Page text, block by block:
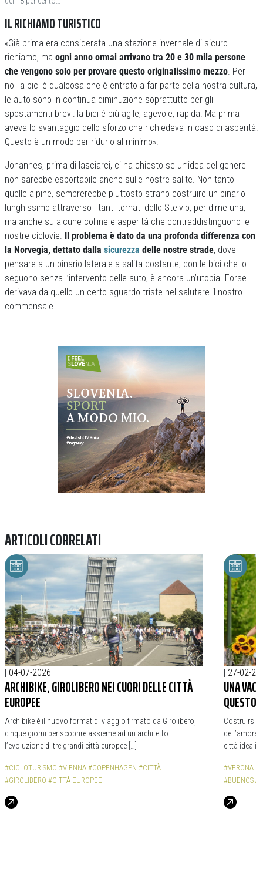
IL RICHIAMO TURISTICO
«Già prima era considerata una stazione invernale di sicuro
richiamo, ma ogni anno ormai arrivano tra 20 e 30 mila persone
che vengono solo per provare questo originalissimo mezzo. Per
noi la bici è qualcosa che è entrato a far parte della nostra cultura,
le auto sono in continua diminuzione soprattutto per gli
spostamenti brevi: la bici è più agile, agevole, rapida. Ma prima
aveva lo svantaggio dello sforzo che richiedeva in caso di asperità.
Questo è un modo per ridurlo al minimo».
Johannes, prima di lasciarci, ci ha chiesto se un’idea del genere
non sarebbe esportabile anche sulle nostre salite. Non tanto
quelle alpine, sembrerebbe piuttosto strano costruire un binario
lunghissimo attraverso i tanti tornati dello Stelvio, per dirne una,
ma anche su alcune colline e asperità che contraddistinguono le
nostre ciclovie. Il problema è dato da una profonda differenza con
la Norvegia, dettato dalla sicurezza delle nostre strade, dove
pensare a un binario laterale a salita costante, con le bici che lo
seguono senza l’intervento delle auto, è ancora un’utopia. Forse
derivava da quello un certo sguardo triste nel salutare il nostro
commensale…
Previous
ARTICOLI CORRELATI
| 04-07-2026
ARCHIBIKE, GIROLIBERO NEI CUORI DELLE CITTÀ
EUROPEE
Archibike è il nuovo format di viaggio firmato da Girolibero,
cinque giorni per scoprire assieme ad un architetto
l’evoluzione di tre grandi città europee […]
#CICLOTURISMO #VIENNA #COPENHAGEN #CITTÀ
#GIROLIBERO #CITTÀ EUROPEE
| 27-02-
UNA
Costruirsi
città ideali
#VERONA
#BUENOS